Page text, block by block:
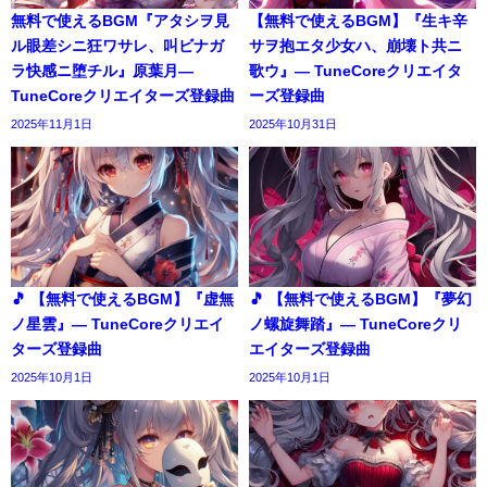
無料で使えるBGM『アタシヲ見
ル眼差シニ狂ワサレ、叫ビナガ
ラ快感ニ堕チル』原葉月―
TuneCoreクリエイターズ登録曲
2025年11月1日
【無料で使えるBGM】『生キ辛
サヲ抱エタ少女ハ、崩壊ト共ニ
歌ウ』― TuneCoreクリエイタ
ーズ登録曲
2025年10月31日
🎵 【無料で使えるBGM】『虚無
ノ星雲』― TuneCoreクリエイ
ターズ登録曲
2025年10月1日
🎵 【無料で使えるBGM】『夢幻
ノ螺旋舞踏』― TuneCoreクリ
エイターズ登録曲
2025年10月1日